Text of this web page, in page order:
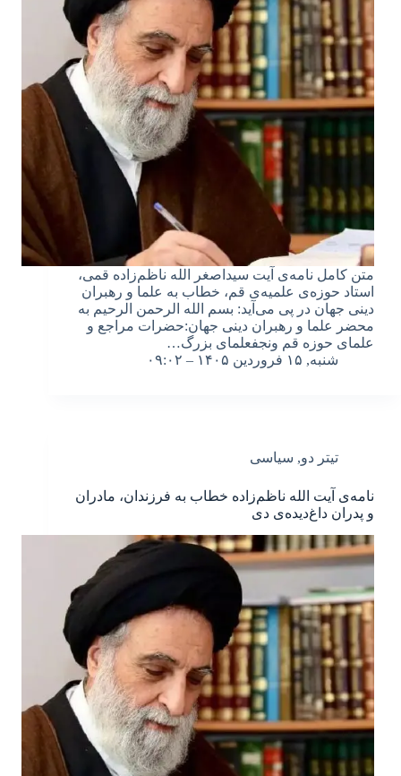
متن کامل نامه‌ی آیت سیداصغر الله ناظم‌زاده قمی،
استاد حوزه‌ی علمیه‌ی قم، خطاب به علما و رهبران
دینى جهان در پی می‌آید: بسم الله الرحمن الرحیم به
محضر علما و رهبران دینی جهان:حضرات مراجع و
علمای حوزه قم ونجفعلمای بزرگ…
شنبه, ۱۵ فروردین ۱۴۰۵ – ۰۹:۰۲
تیتر دو, سیاسی
نامه‌ی آیت الله ناظم‌زاده خطاب به فرزندان، مادران
و پدران داغ‌دیده‌ی دی